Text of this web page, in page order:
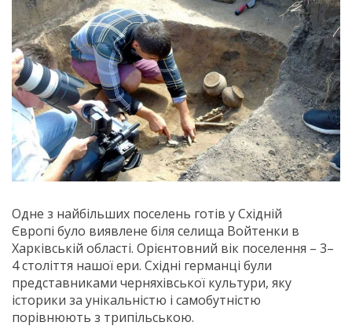
Одне з найбільших поселень готів у Східній
Європі було виявлене біля селища Войтенки в
Харківській області. Орієнтовний вік поселення – 3–
4 століття нашої ери. Східні германці були
представниками черняхівської культури, яку
історики за унікальністю і самобутністю
порівнюють з трипільською.